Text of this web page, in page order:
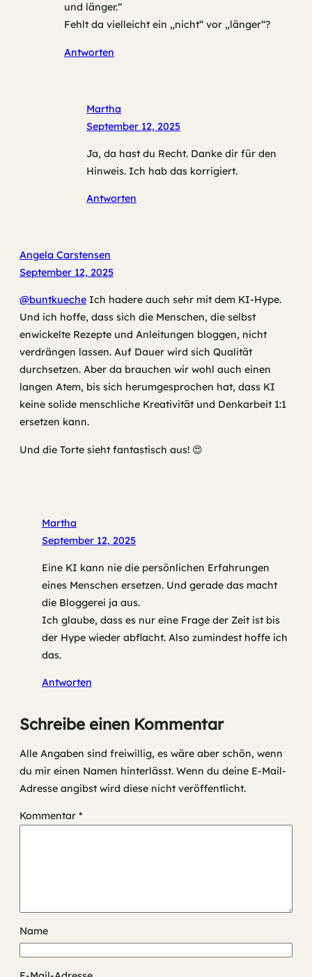
und länger.“
Fehlt da vielleicht ein „nicht“ vor „länger“?
Antworten
Martha
September 12, 2025
Ja, da hast du Recht. Danke dir für den
Hinweis. Ich hab das korrigiert.
Antworten
Angela Carstensen
September 12, 2025
@buntkueche Ich hadere auch sehr mit dem KI-Hype.
Und ich hoffe, dass sich die Menschen, die selbst
enwickelte Rezepte und Anleitungen bloggen, nicht
verdrängen lassen. Auf Dauer wird sich Qualität
durchsetzen. Aber da brauchen wir wohl auch einen
langen Atem, bis sich herumgesprochen hat, dass KI
keine solide menschliche Kreativität und Denkarbeit 1:1
ersetzen kann.
Und die Torte sieht fantastisch aus! 😍
Martha
September 12, 2025
Eine KI kann nie die persönlichen Erfahrungen
eines Menschen ersetzen. Und gerade das macht
die Bloggerei ja aus.
Ich glaube, dass es nur eine Frage der Zeit ist bis
der Hype wieder abflacht. Also zumindest hoffe ich
das.
Antworten
Schreibe einen Kommentar
Alle Angaben sind freiwillig, es wäre aber schön, wenn
du mir einen Namen hinterlässt. Wenn du deine E-Mail-
Adresse angibst wird diese nicht veröffentlicht.
Kommentar *
Name